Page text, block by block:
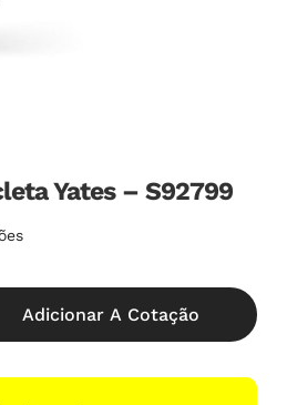
Yates – S92799
Adicionar A Cotação